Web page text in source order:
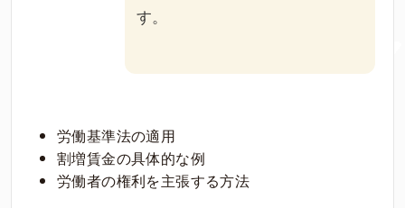
す。
労働基準法の適用
割増賃金の具体的な例
労働者の権利を主張する方法